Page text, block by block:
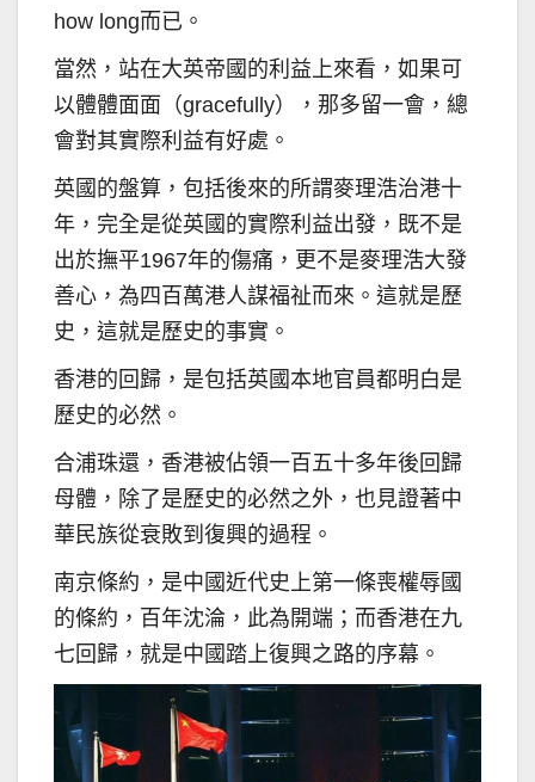
how long而已。
當然，站在大英帝國的利益上來看，如果可
以體體面面（gracefully），那多留一會，總
會對其實際利益有好處。
英國的盤算，包括後來的所謂麥理浩治港十
年，完全是從英國的實際利益出發，既不是
出於撫平1967年的傷痛，更不是麥理浩大發
善心，為四百萬港人謀福祉而來。這就是歷
史，這就是歷史的事實。
香港的回歸，是包括英國本地官員都明白是
歷史的必然。
合浦珠還，香港被佔領一百五十多年後回歸
母體，除了是歷史的必然之外，也見證著中
華民族從衰敗到復興的過程。
南京條約，是中國近代史上第一條喪權辱國
的條約，百年沈淪，此為開端；而香港在九
七回歸，就是中國踏上復興之路的序幕。